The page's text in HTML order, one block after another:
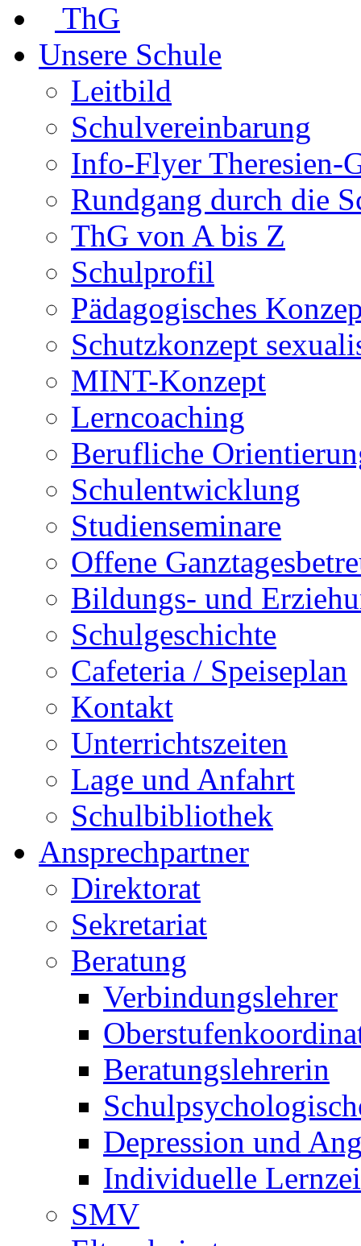
ThG
Unsere Schule
Leitbild
Schulvereinbarung
Info-Flyer Theresien-
Rundgang durch die
ThG von A bis Z
Schulprofil
Pädagogisches
Schutzkonzept
MINT-Konzept
Lerncoaching
Berufliche
Schulentwicklung
Studienseminare
Offene
Bildungs- und
Schulgeschichte
Cafeteria / Speiseplan
Kontakt
Unterrichtszeiten
Lage und Anfahrt
Schulbibliothek
Ansprechpartner
Direktorat
Sekretariat
Beratung
Verbindungslehrer
Beratungslehrerin
Depression und
Individuelle
SMV